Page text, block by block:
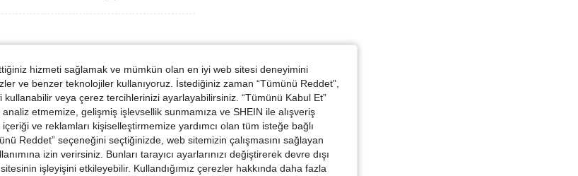
Helpful (0)
hizmeti sağlamak ve mümkün olan en iyi web sitesi deneyimini
ve benzer teknolojiler kullanıyoruz. İstediğiniz zaman “Tümünü Reddet”,
kullanabilir veya çerez tercihlerinizi ayarlayabilirsiniz. “Tümünü Kabul Et”
etmemize, gelişmiş işlevsellik sunmamıza ve SHEIN ile alışveriş
ve reklamları kişiselleştirmemize yardımcı olan tüm isteğe bağlı
Reddet” seçeneğini seçtiğinizde, web sitemizin çalışmasını sağlayan
izin verirsiniz. Bunları tarayıcı ayarlarınızı değiştirerek devre dışı
işleyişini etkileyebilir. Kullandığımız çerezler hakkında daha fazla